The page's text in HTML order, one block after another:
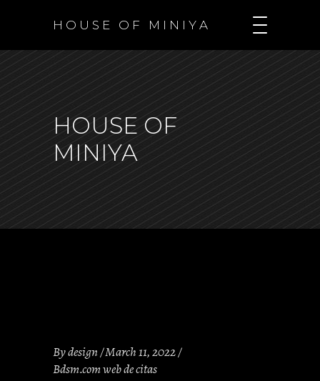
H O U S E O F M I N I Y A
HOUSE OF
MINIYA
Bydesign March 11, 2022
Bdsm.com web de citas